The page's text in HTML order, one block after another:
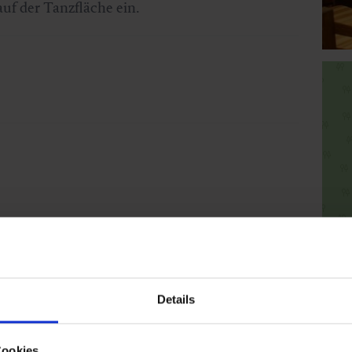
Details
der Tanzfläche ein.